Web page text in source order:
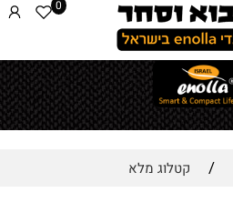
0
/ קטלוג מלא